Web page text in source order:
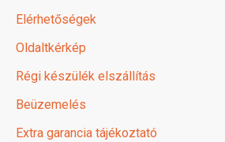
Elérhetőségek
Oldaltkérkép
Régi készülék elszállítás
Beüzemelés
Extra garancia tájékoztató